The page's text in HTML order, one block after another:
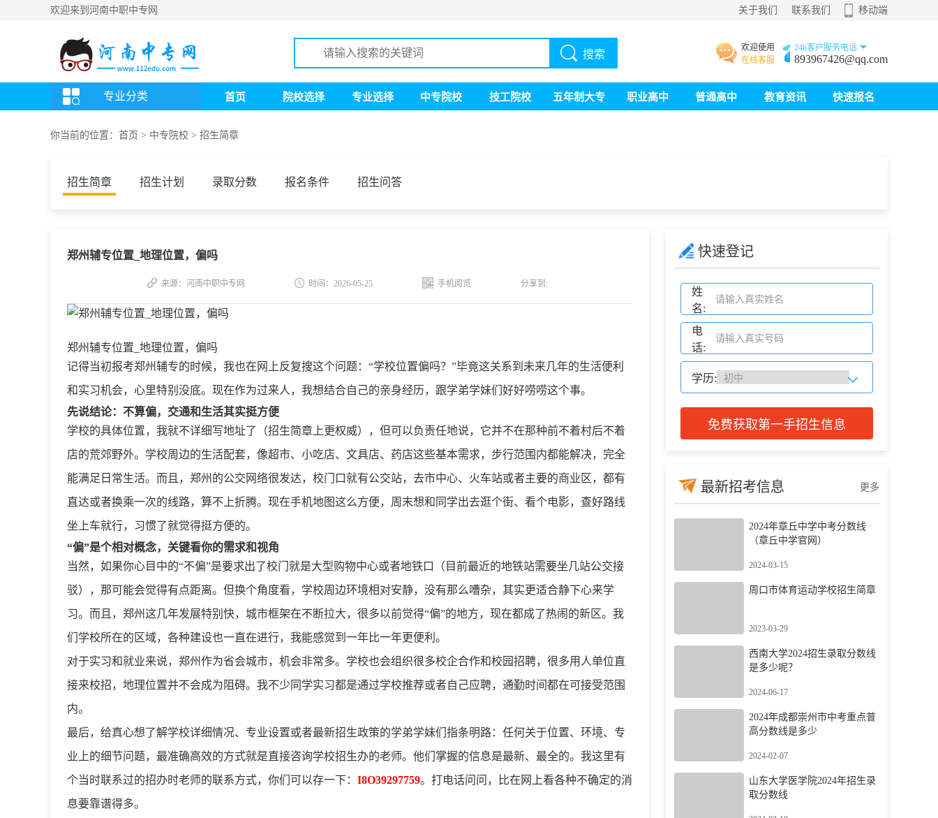
欢迎来到河南中职中专网 关于我们 联系我们 移动端
搜索
欢迎使用
在线客服
24h客户服务电话
893967426@qq.com
专业分类 首页 院校选择 专业选择 中专院校 技工院校 五年制大专 职业高中 普通高中 教育资讯 快速报名
你当前的位置： 首页 > 中专院校 > 招生简章
招生简章 招生计划 录取分数 报名条件 招生问答
郑州辅专位置_地理位置，偏吗
来源：河南中职中专网 时间：2026-05-25 手机阅览 分享到:
郑州辅专位置_地理位置，偏吗
记得当初报考郑州辅专的时候，我也在网上反复搜这个问题：“学校位置偏吗？”毕竟这关系到未来几年的生活便利
和实习机会，心里特别没底。现在作为过来人，我想结合自己的亲身经历，跟学弟学妹们好好唠唠这个事。
先说结论：不算偏，交通和生活其实挺方便
学校的具体位置，我就不详细写地址了（招生简章上更权威），但可以负责任地说，它并不在那种前不着村后不着
店的荒郊野外。学校周边的生活配套，像超市、小吃店、文具店、药店这些基本需求，步行范围内都能解决，完全
能满足日常生活。而且，郑州的公交网络很发达，校门口就有公交站，去市中心、火车站或者主要的商业区，都有
直达或者换乘一次的线路，算不上折腾。现在手机地图这么方便，周末想和同学出去逛个街、看个电影，查好路线
坐上车就行，习惯了就觉得挺方便的。
“偏”是个相对概念，关键看你的需求和视角
当然，如果你心目中的“不偏”是要求出了校门就是大型购物中心或者地铁口（目前最近的地铁站需要坐几站公交接
驳），那可能会觉得有点距离。但换个角度看，学校周边环境相对安静，没有那么嘈杂，其实更适合静下心来学
习。而且，郑州这几年发展特别快，城市框架在不断拉大，很多以前觉得“偏”的地方，现在都成了热闹的新区。我
们学校所在的区域，各种建设也一直在进行，我能感觉到一年比一年更便利。
对于实习和就业来说，郑州作为省会城市，机会非常多。学校也会组织很多校企合作和校园招聘，很多用人单位直
接来校招，地理位置并不会成为阻碍。我不少同学实习都是通过学校推荐或者自己应聘，通勤时间都在可接受范围
内。
最后，给真心想了解学校详细情况、专业设置或者最新招生政策的学弟学妹们指条明路：任何关于位置、环境、专
业上的细节问题，最准确高效的方式就是直接咨询学校招生办的老师。他们掌握的信息是最新、最全的。我这里有
个当时联系过的招办时老师的联系方式，你们可以存一下： I8O39297759。打电话问问，比在网上看各种不确定的消
息要靠谱得多。
快速登记
姓
名:
电
话:
学历:
免费获取第一手招生信息
最新招考信息 更多
2024年章丘中学中考分数线
（章丘中学官网）
2024-03-15
周口市体育运动学校招生简章
2023-03-29
西南大学2024招生录取分数线
是多少呢？
2024-06-17
2024年成都崇州市中考重点普
高分数线是多少
2024-02-07
山东大学医学院2024年招生录
取分数线